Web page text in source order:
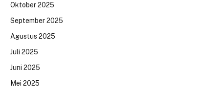
Oktober 2025
September 2025
Agustus 2025
Juli 2025
Juni 2025
Mei 2025